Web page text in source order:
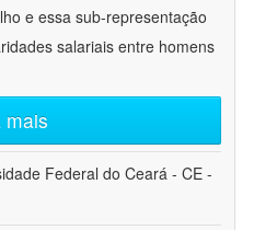
e essa sub-representação
salariais entre homens
mais
Federal do Ceará - CE -